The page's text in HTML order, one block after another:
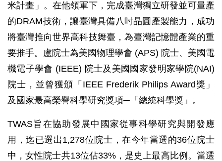
米計畫」。在他領軍下，完成臺灣獨立研發並可量產
的DRAM技術，讓臺灣具備八吋晶圓產製能力，成功
將臺灣推向世界高科技舞臺，為臺灣記憶體產業的重
要推手。盧院士為美國物理學會 (APS) 院士、美國電
機電子學會 (IEEE) 院士及美國國家發明家學院(NAI)
院士，並曾獲頒「IEEE Frederik Philips Award獎」
及國家最高榮譽科學研究獎項─「總統科學獎」。
TWAS旨在協助發展中國家從事科學研究與開發應
用，迄已選出1,278位院士，在今年當選的36位院士
中，女性院士共13位佔33%，是史上最高比例。當選